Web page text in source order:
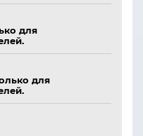
для
для